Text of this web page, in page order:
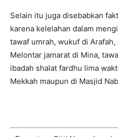
Selain itu juga disebabkan
karena kelelahan dalam
tawaf umrah, wukuf di
Melontar jamarat di Mina,
ibadah shalat fardhu lima
Mekkah maupun di Masjid